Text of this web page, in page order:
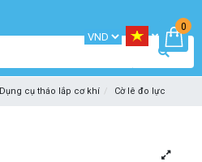
0
Dụng cụ tháo lắp cơ khí Cờ lê đo lực